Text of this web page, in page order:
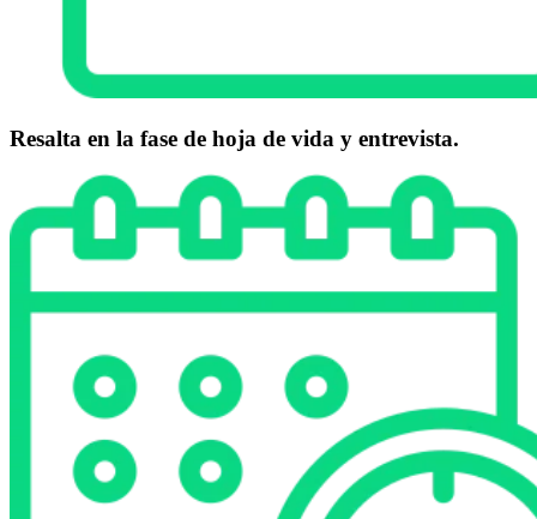
Resalta en la fase de hoja de vida y entrevista.